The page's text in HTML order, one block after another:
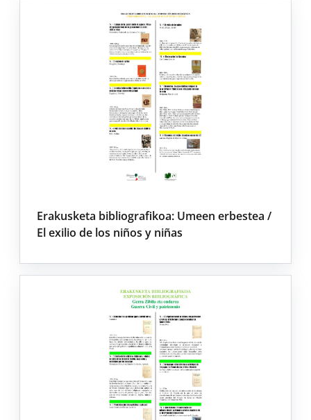
Erakusketa bibliografikoa: Umeen erbestea /
El exilio de los niños y niñas